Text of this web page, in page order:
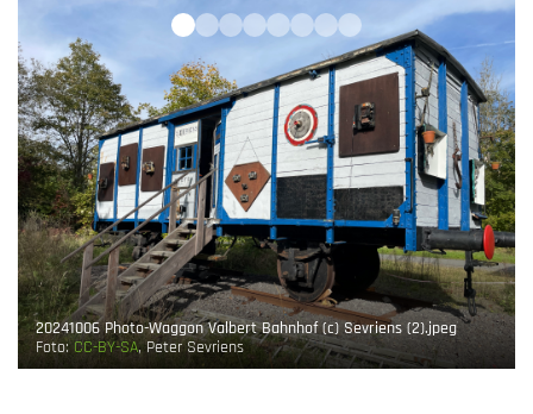
20241006 Photo-Waggon Valbert Bahnhof (c) Sevriens (2).jpeg
Foto:CC-BY-SA, Peter Sevriens